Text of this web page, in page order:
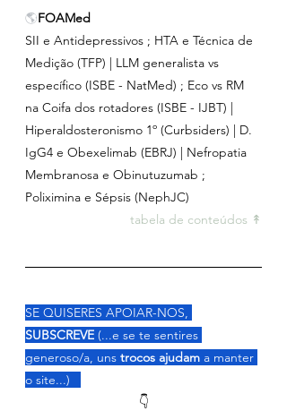
🌎FOAMed
SII e Antidepressivos ; HTA e Técnica de
Medição (TFP) | LLM generalista vs
específico (ISBE - NatMed) ; Eco vs RM
na Coifa dos rotadores (ISBE - IJBT) |
Hiperaldosteronismo 1º (Curbsiders) | D.
IgG4 e Obexelimab (EBRJ) | Nefropatia
Membranosa e Obinutuzumab ;
Poliximina e Sépsis (NephJC)
tabela de conteúdos ↟
SE QUISERES APOIAR-NOS,
SUBSCREVE (...e se te sentires
generoso/a, uns trocos ajudam a manter
o site...)
👇